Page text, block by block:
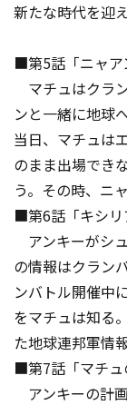
新たな時代を迎
■第5話「ニャア
マチュはクラ
ンと一緒に地球
当日、マチュは
のまま出場でき
う。その時、ニ
■第6話「キシリ
アンキーがシ
の情報はクラン
ンバトル開催中
をマチュは知る
た地球連邦軍情
■第7話「マチュ
アンキーの計